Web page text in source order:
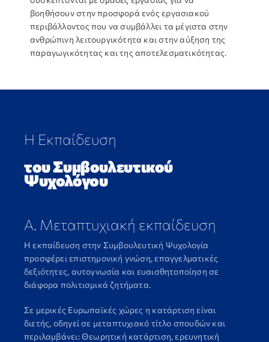
βοηθήσουν στην προσφορά ενός εργασιακού
περιβάλλοντος που να συμβάλλει τα μέγιστα στην
ανθρώπινη λειτουργικότητα και στην αύξηση της
παραγωγικότητας και της αποτελεσματικότητας.
H Εκπαίδευση
του Συμβουλευτικού
Ψυχολόγου
Α. Μεταπτυχιακή εκπαίδευση
Η εκπαίδευση στην Συμβουλευτική Ψυχολογία
προσφέρει επιστημονική γνώση, επαγγελματικές
δεξιότητες, αυτογνωσία και ευαισθητοποίηση σε
διάφορα πολιτισμικά ζητήματα.
Σε μερικές Ευρωπαϊκές χώρες η κατάρτιση είναι
διετής, οδηγεί σε μεταπτυχιακό τίτλο σπουδών και
περιλαμβάνει: Θεωρητική κατάρτιση, ερευνητική